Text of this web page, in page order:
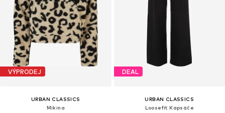
VÝPRODEJ
URBAN CLASSICS
Mikina
DEAL
URBAN CLASSICS
Loosefit Kapsáče